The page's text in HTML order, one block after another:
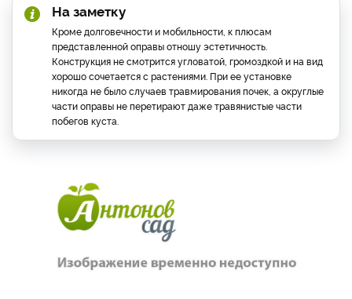
На заметку
Кроме долговечности и мобильности, к плюсам
представленной оправы отношу эстетичность.
Конструкция не смотрится угловатой, громоздкой и на вид
хорошо сочетается с растениями. При ее установке
никогда не было случаев травмирования почек, а округлые
части оправы не перетирают даже травянистые части
побегов куста.